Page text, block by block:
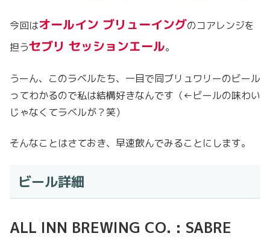
今回はオールイン ブリューイングのコアレンジを
担うセブリ セッションエール。
うーん、このラベルたち、一目で同ブリュワリーのビール
ってわかるので私は結構好きなんです（←ビールの味わい
じゃなくてラベルが？笑）
そんなことはさておき、早速飲んでみることにします。
ビール詳細
ALL INN BREWING CO. : SABRE